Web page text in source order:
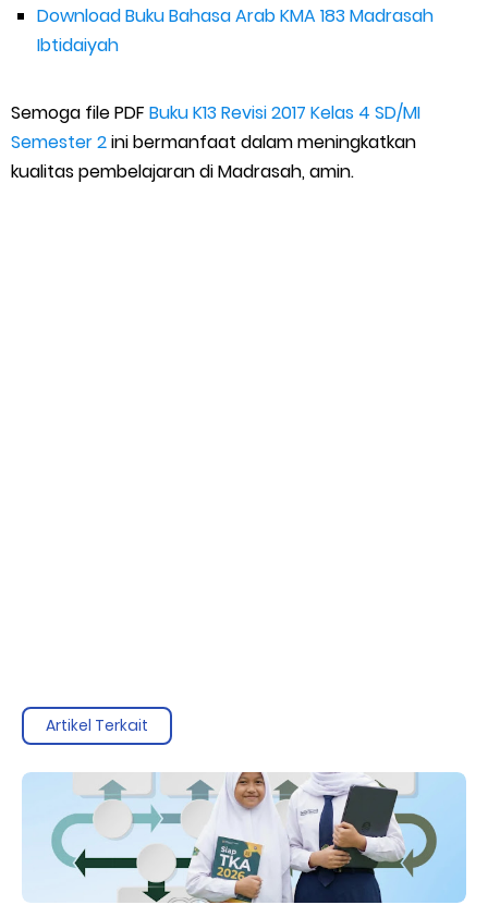
Download Buku Bahasa Arab KMA 183 Madrasah
Ibtidaiyah
Semoga file PDF Buku K13 Revisi 2017 Kelas 4 SD/MI
Semester 2ini bermanfaat dalam meningkatkan
kualitas pembelajaran di Madrasah, amin.
Artikel Terkait